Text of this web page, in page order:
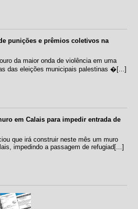
punições e prêmios coletivos na
da maior onda de violência em uma
das eleições municipais palestinas �[...]
em Calais para impedir entrada de
que irá construir neste mês um muro
impedindo a passagem de refugiad[...]